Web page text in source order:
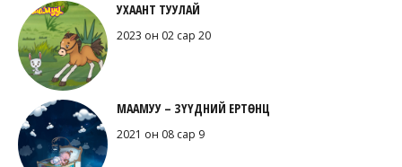
УХААНТ ТУУЛАЙ
2023 он 02 сар 20
МААМУУ – ЗҮҮДНИЙ ЕРТӨНЦ
2021 он 08 сар 9